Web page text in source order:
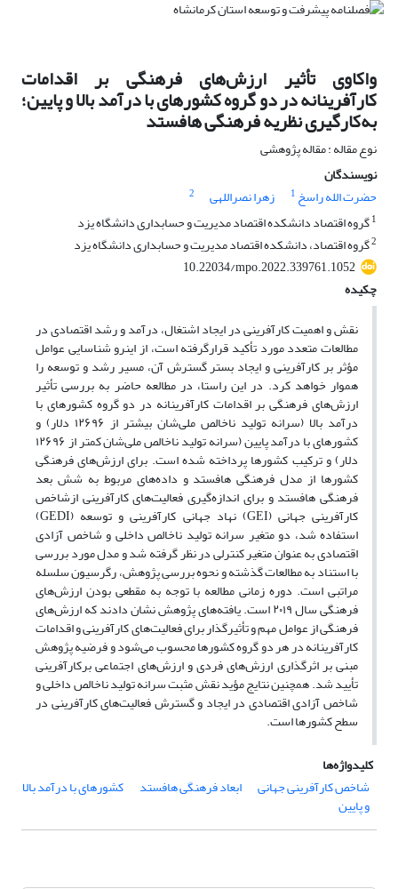
واکاوی تأثیر ارزش‌های فرهنگی بر اقدامات
کارآفرینانه در دو گروه کشورهای با درآمد بالا و پایین؛
به‌کارگیری نظریه فرهنگی هافستد
نوع مقاله : مقاله پژوهشی
نویسندگان
حضرت الله راسخ 1 زهرا نصراللهی
2
1گروه اقتصاد دانشکده اقتصاد مدیریت و حسابداری دانشگاه یزد
2گروه اقتصاد، دانشکده اقتصاد مدیریت و حسابداری دانشگاه یزد
10.22034/mpo.2022.339761.1052
چکیده
نقش و اهمیت کارآفرینی در ایجاد اشتغال، درآمد و رشد اقتصادی در
مطالعات متعدد مورد تأکید قرارگرفته است، از این­رو شناسایی عوامل
مؤثر بر کارآفرینی و ایجاد بستر گسترش آن، مسیر رشد و توسعه را
هموار خواهد کرد. در این راستا، در مطالعه حاضر به بررسی تأثیر
ارزش‌های فرهنگی بر اقدامات کارآفرینانه در دو گروه کشورهای با
درآمد بالا (سرانه تولید ناخالص ملی‌شان بیشتر از ۱۲۶۹۶ دلار) و
کشورهای با درآمد پایین (سرانه تولید ناخالص ملی‌شان کمتر از ۱۲۶۹۶
دلار) و ترکیب کشورها پرداخته‌ شده است. برای ارزش‌های فرهنگی
کشورها از مدل فرهنگی هافستد و داده‌های مربوط به شش بعد
فرهنگی هافستد و برای اندازه‌گیری فعالیت‌های کارآفرینی ازشاخص
کارآفرینی جهانی (GEI) نهاد جهانی کارآفرینی و توسعه (GEDI)
استفاده شد، دو متغیر سرانه تولید ناخالص داخلی و شاخص آزادی
اقتصادی به عنوان متغیر کنترلی در نظر گرفته ­‌شد و مدل مورد بررسی
با استناد به مطالعات گذشته و نحوه بررسی پژوهش، رگرسیون سلسله
مراتبی است. دوره زمانی مطالعه با توجه به مقطعی بودن ارزش‌های
فرهنگی سال ۲۰۱۹ است. یافته‌های پژوهش نشان دادند که ارزش‌های
فرهنگی از عوامل مهم و تأثیرگذار برای فعالیت‌های کارآفرینی و اقدامات
کارآفرینانه در هر دو گروه کشورها محسوب می‌شود و فرضیه پژوهش
مبنی بر اثرگذاری ارزش‌های فردی و ارزش‌های اجتماعی برکارآفرینی
تأیید شد. همچنین نتایج مؤید نقش مثبت سرانه تولید ناخالص داخلی و
شاخص آزادی اقتصادی در ایجاد و گسترش فعالیت‌های کارآفرینی در
سطح کشورها است.
کلیدواژه‌ها
شاخص کارآفرینی جهانی
ابعاد فرهنگی هافستد کشورهای با درآمد بالا
و پایین